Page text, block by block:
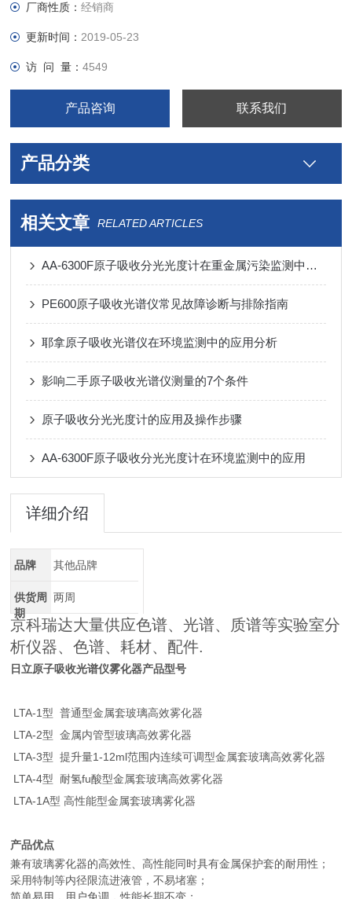
厂商性质：经销商
更新时间： 2019-05-23
访 问 量：4549
产品咨询 联系我们
产品分类
相关文章 RELATED ARTICLES
AA-6300F原子吸收分光光度计在重金属污染监测中的全链条应用
PE600原子吸收光谱仪常见故障诊断与排除指南
耶拿原子吸收光谱仪在环境监测中的应用分析
影响二手原子吸收光谱仪测量的7个条件
原子吸收分光光度计的应用及操作步骤
AA-6300F原子吸收分光光度计在环境监测中的应用
详细介绍
品牌 其他品牌
供货周
期
两周
京科瑞达大量供应色谱、光谱、质谱等实验室分
析仪器、色谱、耗材、配件.
日立原子吸收光谱仪雾化器产品型号
LTA-1型 普通型金属套玻璃高效雾化器
LTA-2型 金属内管型玻璃高效雾化器
LTA-3型 提升量1-12ml范围内连续可调型金属套玻璃高效雾化器
LTA-4型 耐氢fu酸型金属套玻璃高效雾化器
LTA-1A型 高性能型金属套玻璃雾化器
产品优点
兼有玻璃雾化器的高效性、高性能同时具有金属保护套的耐用性；
采用特制等内径限流进液管，不易堵塞；